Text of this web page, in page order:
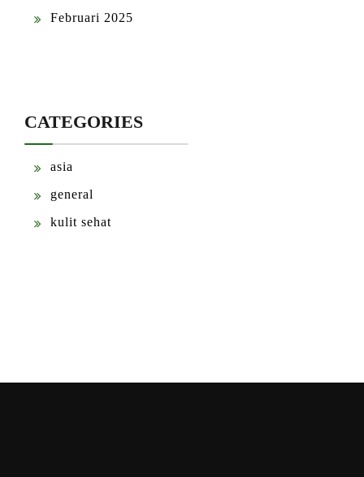
Februari 2025
CATEGORIES
asia
general
kulit sehat